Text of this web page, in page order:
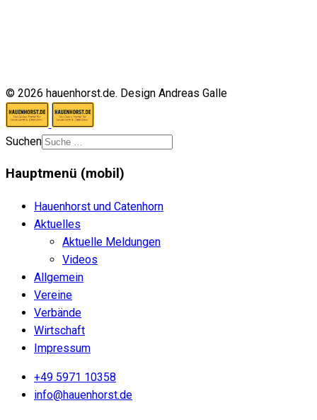
© 2026 hauenhorst.de. Design Andreas Galle
Suchen
Hauptmenü (mobil)
Hauenhorst und Catenhorn
Aktuelles
Aktuelle Meldungen
Videos
Allgemein
Vereine
Verbände
Wirtschaft
Impressum
+49 5971 10358
info@hauenhorst.de